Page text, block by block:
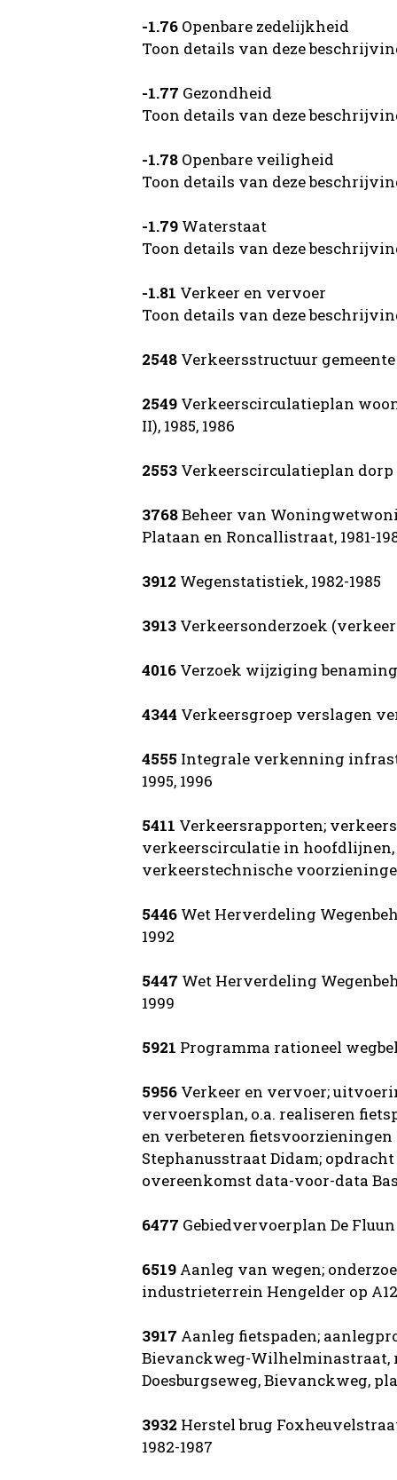
-1.76 Openbare zedelijkheid
Toon details van deze
-1.77 Gezondheid
Toon details van deze
-1.78 Openbare veiligheid
Toon details van deze
-1.79 Waterstaat
Toon details van deze
-1.81 Verkeer en vervoer
Toon details van deze
2548 Verkeersstructuur gemeente
2549 Verkeerscirculatieplan
II), 1985, 1986
2553 Verkeerscirculatieplan dorp
3768Beheer van
Plataan en Roncallistraat, 1981-
3912 Wegenstatistiek, 1982-1985
3913 Verkeersonderzoek
4016 Verzoek wijziging benaming
4344 Verkeersgroep verslagen
4555 Integrale verkenning
1995, 1996
5411 Verkeersrapporten;
verkeerscirculatie in
verkeerstechnische
5446 Wet Herverdeling
1992
5447 Wet Herverdeling
1999
5921 Programma rationeel
5956 Verkeer en vervoer;
vervoersplan, o.a. realiseren
en verbeteren fietsvoorzieningen
Stephanusstraat Didam;
overeenkomst data-voor-data
6477 Gebiedvervoerplan De Fluun
6519 Aanleg van wegen;
industrieterrein Hengelder op
3917 Aanleg fietspaden;
Bievanckweg-Wilhelminastraat,
Doesburgseweg, Bievanckweg,
3932 Herstel brug
1982-1987